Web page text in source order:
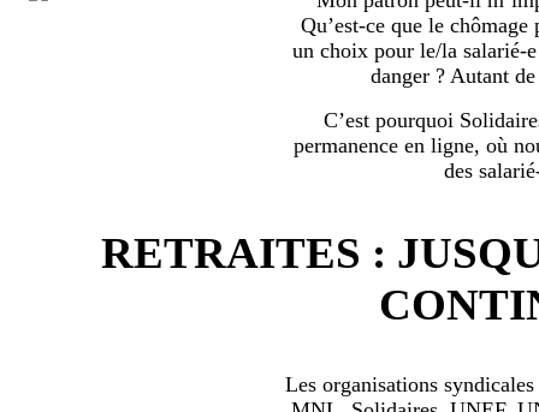
Qu’est-ce que le
un choix pour le/la salarié-
danger ? Autant
C’est pourquoi
permanence en ligne, où
des
RETRAITES :
Les organisations